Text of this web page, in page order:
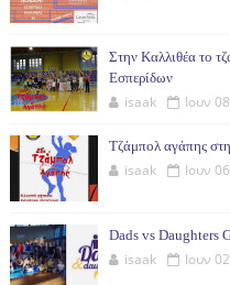
Στην Καλλιθέα το
Εσπερίδων
isaak Ιουν
Τζάμπολ αγάπης
isaak Ιουν
Dads vs Daughters
isaak Ιουν